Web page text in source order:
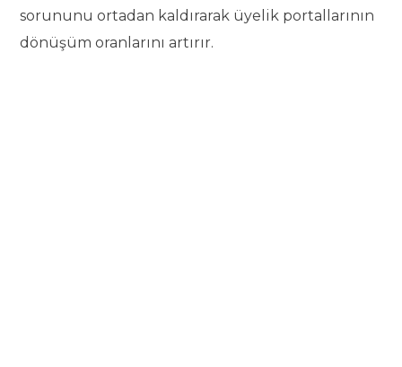
sorununu ortadan kaldırarak üyelik portallarının
dönüşüm oranlarını artırır.